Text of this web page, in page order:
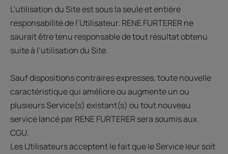
L’utilisation du Site est sous la seule et entière
responsabilité de l’Utilisateur. RENE FURTERER ne
saurait être tenu responsable de tout résultat obtenu
suite à l’utilisation du Site.
Sauf dispositions contraires expresses, toute nouvelle
caractéristique qui améliore ou augmente un ou
plusieurs Service(s) existant(s) ou tout nouveau
service lancé par RENE FURTERER sera soumis aux
CGU.
Les Utilisateurs acceptent le fait que le Service leur soit